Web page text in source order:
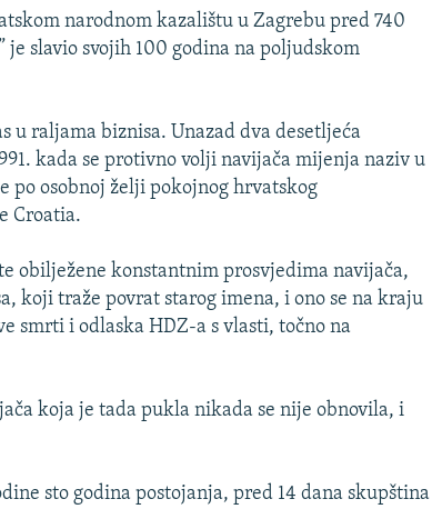
narodnom kazalištu u Zagrebu pred 740
je slavio svojih 100 godina na poljudskom
u raljama biznisa. Unazad dva desetljeća
kada se protivno volji navijača mijenja naziv u
po osobnoj želji pokojnog hrvatskog
Croatia.
obilježene konstantnim prosvjedima navijača,
koji traže povrat starog imena, i ono se na kraju
smrti i odlaska HDZ-a s vlasti, točno na
koja je tada pukla nikada se nije obnovila, i
sto godina postojanja, pred 14 dana skupština